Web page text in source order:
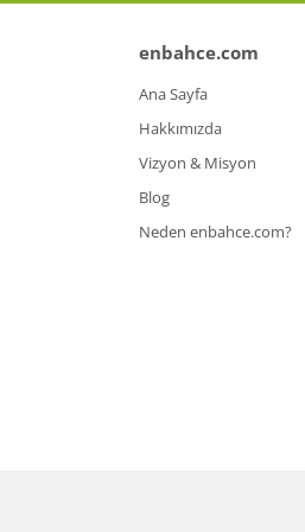
enbahce.com
Ana Sayfa
Hakkımızda
Vizyon & Misyon
Blog
Neden enbahce.com?